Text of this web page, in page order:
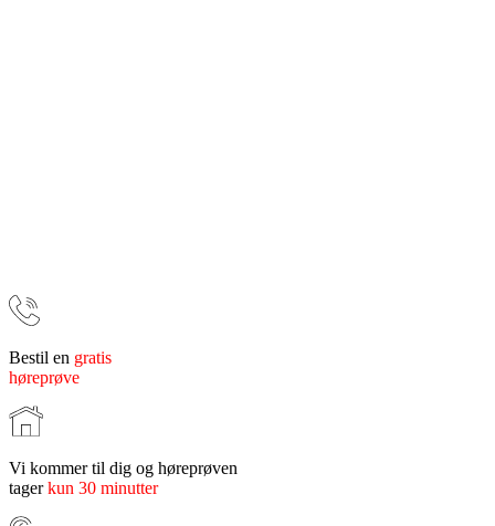
Bestil en gratis
høreprøve
Vi kommer til dig og høreprøven
tagerkun 30 minutter